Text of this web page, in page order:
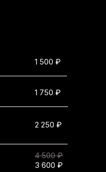
1 500 ₽
2 250 ₽
4 500 ₽
3 600 ₽
1 750 ₽